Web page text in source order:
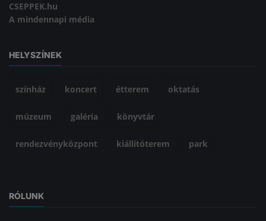
CSEPPEK.hu
A mindennapi média
HELYSZÍNEK
színház koncert étterem oktatás
múzeum galéria könyvtár
rendezvényközpont kiállítóterem park
RÓLUNK